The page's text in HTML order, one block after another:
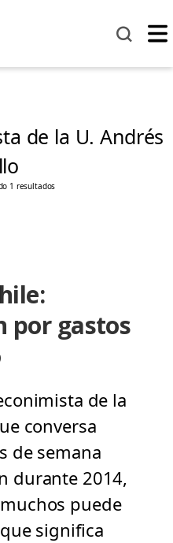
de la U. Andrés
1 resultados
por gastos
de la
conversa
de semana
durante 2014,
puede
significa